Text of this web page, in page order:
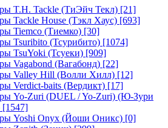
T.H. Tackle (ТиЭйч Текл) [21]
Tackle House (Тэкл Хаус) [693]
Tiemco (Тиемко) [30]
Tsuribito (Тсурибито) [1074]
TsuYoki (Тсуеки) [909]
Vagabond (Вагабонд) [22]
Valley Hill (Волли Хилл) [12]
Verdict-baits (Вердикт) [17]
Yo-Zuri (DUEL / Yo-Zuri) (Ю-Зури
[1547]
Yoshi Onyx (Йоши Оникс) [0]